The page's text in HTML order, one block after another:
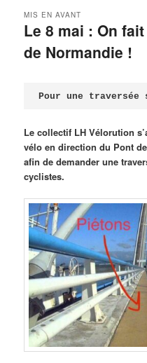
Le 8 mai : On
de Normandie !
MIS EN AVANT
Pour une
Le collectif LH Vélorution
vélo en direction du Pont
afin de demander une
cyclistes.